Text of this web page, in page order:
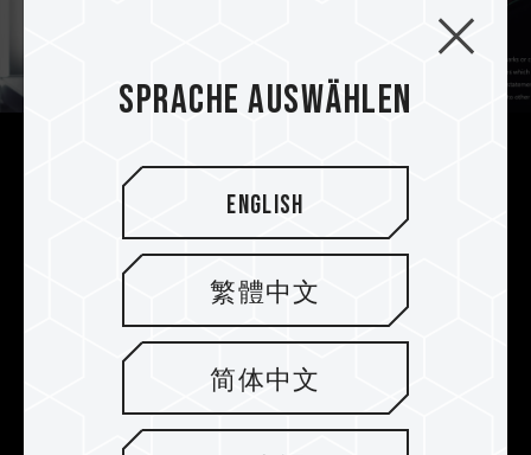
Combo Quick One-Click
Overclocking-Zertifizierung
Unterstützt die neuesten Intel XMP3.0 und AMD
EXPO Übertaktungstechnologien und hat
vollständige Kompatibilitäts- und Stabilitätstests
mit ASRock, ASUS, BIOSTAR, GIGABYTE und
MSI Mainboards bestanden. Dies gewährleistet
eine Leistungssteigerung bei optimaler
Kompatibilität, so dass die Benutzer mit einem
Sprache auswählen
English
繁體中文
简体中文